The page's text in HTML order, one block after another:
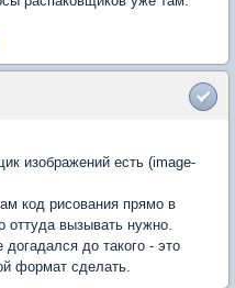
изображений есть (image-
код рисования прямо в
оттуда вызывать нужно.
до такого - это
формат сделать.